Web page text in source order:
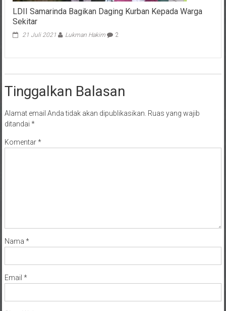
LDII Samarinda Bagikan Daging Kurban Kepada Warga
Sekitar
21 Juli 2021 Lukman Hakim 2
Tinggalkan Balasan
Alamat email Anda tidak akan dipublikasikan. Ruas yang wajib
ditandai *
Komentar*
Nama *
Email *